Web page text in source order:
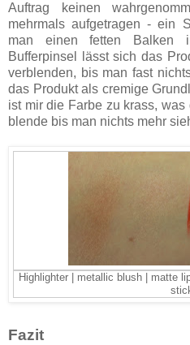
Auftrag keinen
mehrmals aufgetragen - ein
man einen fetten Balken
Bufferpinsel lässt sich das
verblenden, bis man fast
das Produkt als cremige
ist mir die Farbe zu krass,
blende bis man nichts mehr
Highlighter | metallic blush matte
Fazit